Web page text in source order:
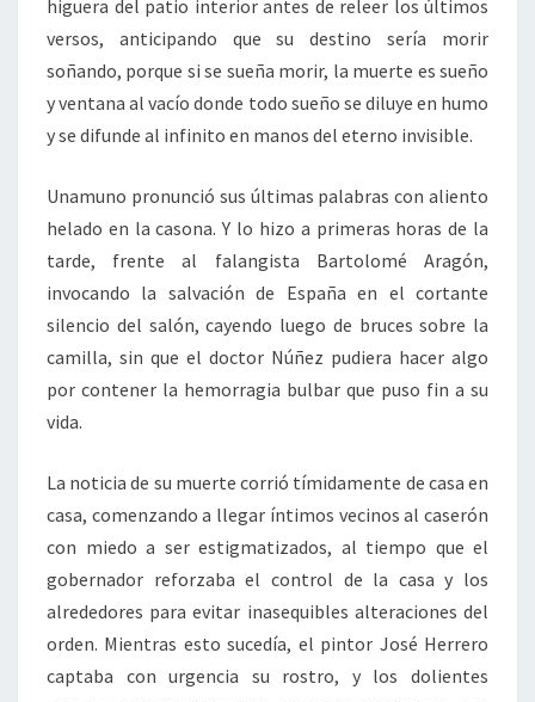
higuera del patio interior antes de releer los últimos
versos, anticipando que su destino sería morir
soñando, porque si se sueña morir, la muerte es sueño
y ventana al vacío donde todo sueño se diluye en humo
y se difunde al infinito en manos del eterno invisible.
Unamuno pronunció sus últimas palabras con aliento
helado en la casona. Y lo hizo a primeras horas de la
tarde, frente al falangista Bartolomé Aragón,
invocando la salvación de España en el cortante
silencio del salón, cayendo luego de bruces sobre la
camilla, sin que el doctor Núñez pudiera hacer algo
por contener la hemorragia bulbar que puso fin a su
vida.
La noticia de su muerte corrió tímidamente de casa en
casa, comenzando a llegar íntimos vecinos al caserón
con miedo a ser estigmatizados, al tiempo que el
gobernador reforzaba el control de la casa y los
alrededores para evitar inasequibles alteraciones del
orden. Mientras esto sucedía, el pintor José Herrero
captaba con urgencia su rostro, y los dolientes